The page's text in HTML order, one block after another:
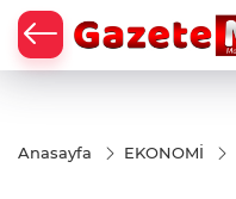
Anasayfa EKONOMİ